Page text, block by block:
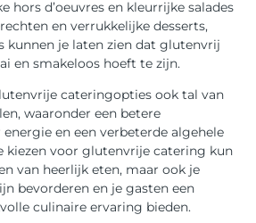
hors d’oeuvres en kleurrijke salades
en verrukkelijke desserts,
kunnen je laten zien dat glutenvrij
en smakeloos hoeft te zijn.
cateringopties ook tal van
waaronder een betere
en een verbeterde algehele
kiezen voor glutenvrije catering kun
van heerlijk eten, maar ook je
bevorderen en je gasten een
culinaire ervaring bieden.